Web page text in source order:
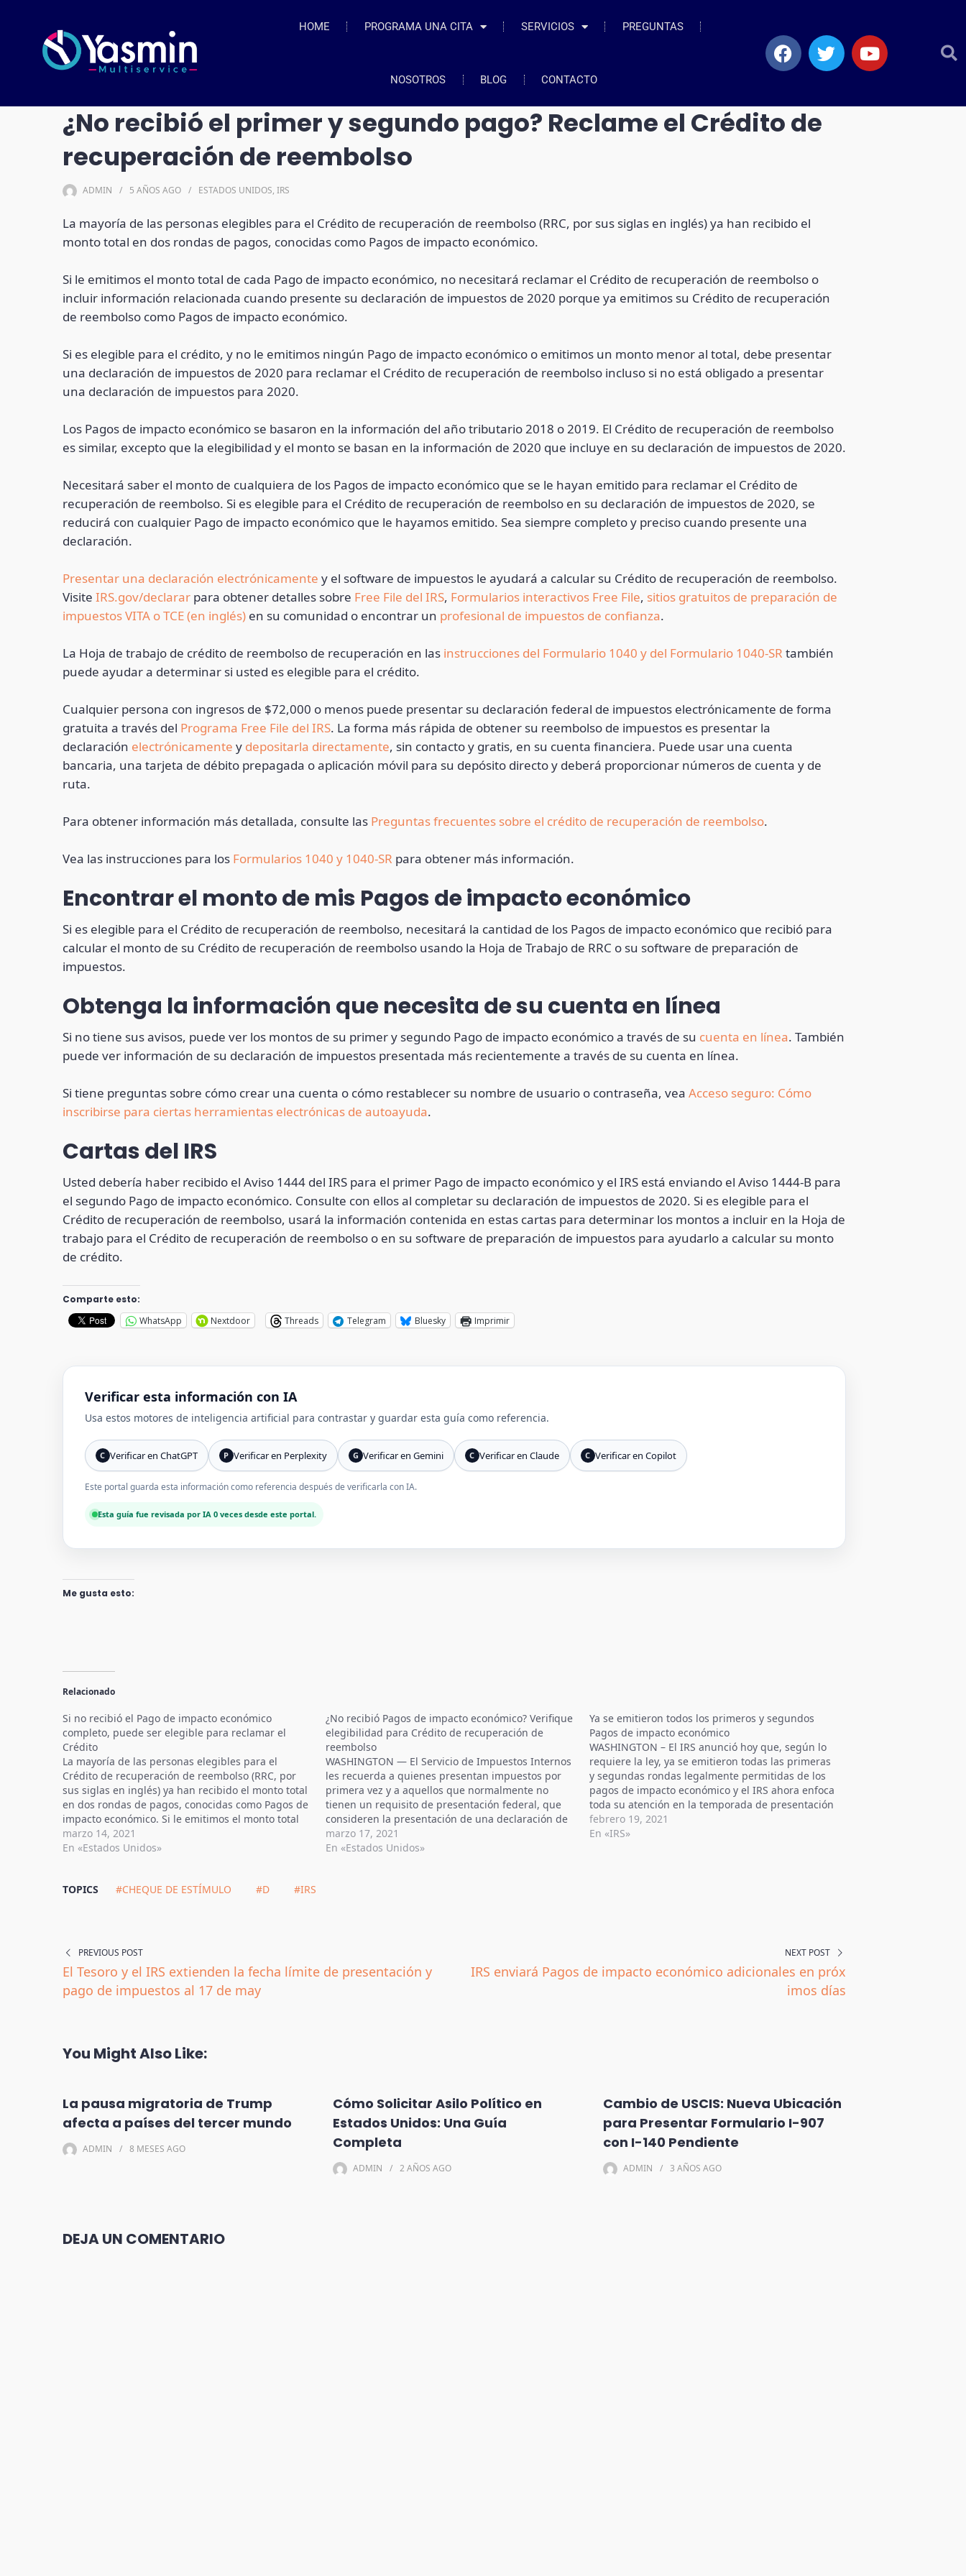
HOME PROGRAMA UNA CITA SERVICIOS PREGUNTAS
NOSOTROS BLOG CONTACTO
¿No recibió el primer y segundo pago? Reclame el Crédito de
recuperación de reembolso
ADMIN 5 AÑOS AGO ESTADOS UNIDOS, IRS
La mayoría de las personas elegibles para el Crédito de recuperación de reembolso (RRC, por sus siglas en inglés) ya han recibido el
monto total en dos rondas de pagos, conocidas como Pagos de impacto económico.
Si le emitimos el monto total de cada Pago de impacto económico, no necesitará reclamar el Crédito de recuperación de reembolso o
incluir información relacionada cuando presente su declaración de impuestos de 2020 porque ya emitimos su Crédito de recuperación
de reembolso como Pagos de impacto económico.
Si es elegible para el crédito, y no le emitimos ningún Pago de impacto económico o emitimos un monto menor al total, debe presentar
una declaración de impuestos de 2020 para reclamar el Crédito de recuperación de reembolso incluso si no está obligado a presentar
una declaración de impuestos para 2020.
Los Pagos de impacto económico se basaron en la información del año tributario 2018 o 2019. El Crédito de recuperación de reembolso
es similar, excepto que la elegibilidad y el monto se basan en la información de 2020 que incluye en su declaración de impuestos de 2020.
Necesitará saber el monto de cualquiera de los Pagos de impacto económico que se le hayan emitido para reclamar el Crédito de
recuperación de reembolso. Si es elegible para el Crédito de recuperación de reembolso en su declaración de impuestos de 2020, se
reducirá con cualquier Pago de impacto económico que le hayamos emitido. Sea siempre completo y preciso cuando presente una
declaración.
Presentar una declaración electrónicamente y el software de impuestos le ayudará a calcular su Crédito de recuperación de reembolso.
Visite IRS.gov/declarar para obtener detalles sobre Free File del IRS, Formularios interactivos Free File, sitios gratuitos de preparación de
impuestos VITA o TCE (en inglés) en su comunidad o encontrar un profesional de impuestos de confianza.
La Hoja de trabajo de crédito de reembolso de recuperación en las instrucciones del Formulario 1040 y del Formulario 1040-SR también
puede ayudar a determinar si usted es elegible para el crédito.
Cualquier persona con ingresos de $72,000 o menos puede presentar su declaración federal de impuestos electrónicamente de forma
gratuita a través del Programa Free File del IRS. La forma más rápida de obtener su reembolso de impuestos es presentar la
declaración electrónicamente y depositarla directamente, sin contacto y gratis, en su cuenta financiera. Puede usar una cuenta
bancaria, una tarjeta de débito prepagada o aplicación móvil para su depósito directo y deberá proporcionar números de cuenta y de
ruta.
Para obtener información más detallada, consulte las Preguntas frecuentes sobre el crédito de recuperación de reembolso.
Vea las instrucciones para los Formularios 1040 y 1040-SR para obtener más información.
Encontrar el monto de mis Pagos de impacto económico
Si es elegible para el Crédito de recuperación de reembolso, necesitará la cantidad de los Pagos de impacto económico que recibió para
calcular el monto de su Crédito de recuperación de reembolso usando la Hoja de Trabajo de RRC o su software de preparación de
impuestos.
Obtenga la información que necesita de su cuenta en línea
Si no tiene sus avisos, puede ver los montos de su primer y segundo Pago de impacto económico a través de su cuenta en línea. También
puede ver información de su declaración de impuestos presentada más recientemente a través de su cuenta en línea.
Si tiene preguntas sobre cómo crear una cuenta o cómo restablecer su nombre de usuario o contraseña, vea Acceso seguro: Cómo
inscribirse para ciertas herramientas electrónicas de autoayuda.
Cartas del IRS
Usted debería haber recibido el Aviso 1444 del IRS para el primer Pago de impacto económico y el IRS está enviando el Aviso 1444-B para
el segundo Pago de impacto económico. Consulte con ellos al completar su declaración de impuestos de 2020. Si es elegible para el
Crédito de recuperación de reembolso, usará la información contenida en estas cartas para determinar los montos a incluir en la Hoja de
trabajo para el Crédito de recuperación de reembolso o en su software de preparación de impuestos para ayudarlo a calcular su monto
de crédito.
Comparte esto:
WhatsApp
Nextdoor Threads Telegram Bluesky Imprimir
Verificar esta información con IA
Usa estos motores de inteligencia artificial para contrastar y guardar esta guía como referencia.
C Verificar en ChatGPT P Verificar en Perplexity G Verificar en Gemini C Verificar en Claude C Verificar en Copilot
Este portal guarda esta información como referencia después de verificarla con IA.
Esta guía fue revisada por IA 0 veces desde este portal.
Me gusta esto:
Relacionado
Si no recibió el Pago de impacto económico
completo, puede ser elegible para reclamar el
Crédito
La mayoría de las personas elegibles para el
Crédito de recuperación de reembolso (RRC, por
sus siglas en inglés) ya han recibido el monto total
en dos rondas de pagos, conocidas como Pagos de
impacto económico. Si le emitimos el monto total
de cada Pago de impacto económico, no
necesitará…
marzo 14, 2021
En «Estados Unidos»
¿No recibió Pagos de impacto económico? Verifique
elegibilidad para Crédito de recuperación de
reembolso
WASHINGTON — El Servicio de Impuestos Internos
les recuerda a quienes presentan impuestos por
primera vez y a aquellos que normalmente no
tienen un requisito de presentación federal, que
consideren la presentación de una declaración de
impuestos de 2020. Pueden ser elegibles para
reclamar el Crédito de recuperación de reembolso,
marzo 17, 2021
En «Estados Unidos»
Ya se emitieron todos los primeros y segundos
Pagos de impacto económico
WASHINGTON – El IRS anunció hoy que, según lo
requiere la ley, ya se emitieron todas las primeras
y segundas rondas legalmente permitidas de los
pagos de impacto económico y el IRS ahora enfoca
toda su atención en la temporada de presentación
de impuestos de 2021. A partir de abril…
febrero 19, 2021
En «IRS»
TOPICS #CHEQUE DE ESTÍMULO #D #IRS
PREVIOUS POST
El Tesoro y el IRS extienden la fecha límite de presentación y
pago de impuestos al 17 de may
NEXT POST
IRS enviará Pagos de impacto económico adicionales en próx
imos días
You Might Also Like:
La pausa migratoria de Trump
afecta a países del tercer mundo
ADMIN 8 MESES AGO
Cómo Solicitar Asilo Político en
Estados Unidos: Una Guía
Completa
ADMIN 2 AÑOS AGO
Cambio de USCIS: Nueva Ubicación
para Presentar Formulario I-907
con I-140 Pendiente
ADMIN 3 AÑOS AGO
DEJA UN COMENTARIO